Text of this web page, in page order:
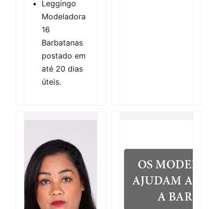
Leggingo
Modeladora
16
Barbatanas
postado em
até 20 dias
úteis.